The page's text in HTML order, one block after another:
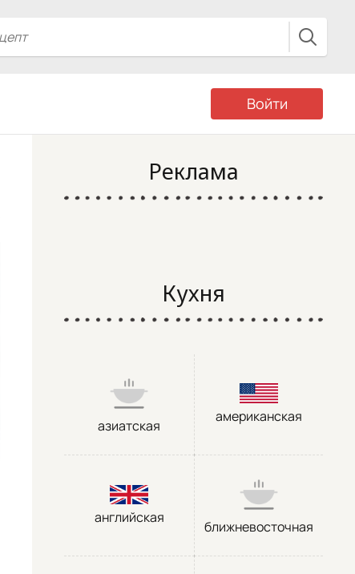
Войти
Реклама
Кухня
азиатская
американская
английская
ближневосточная